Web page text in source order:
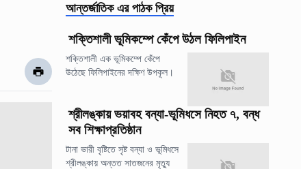
আন্তর্জাতিক এর পাঠক প্রিয়
শক্তিশালী ভূমিকম্পে কেঁপে উঠল ফিলিপাইন
শক্তিশালী এক ভূমিকম্পে কেঁপে
উঠেছে ফিলিপাইনের দক্ষিণ উপকূল।
শ্রীলঙ্কায় ভয়াবহ বন্যা-ভূমিধসে নিহত ৭, বন্ধ
সব শিক্ষাপ্রতিষ্ঠান
টানা ভারী বৃষ্টিতে সৃষ্ট বন্যা ও ভূমিধসে
শ্রীলঙ্কায় অন্তত সাতজনের মৃত্যু